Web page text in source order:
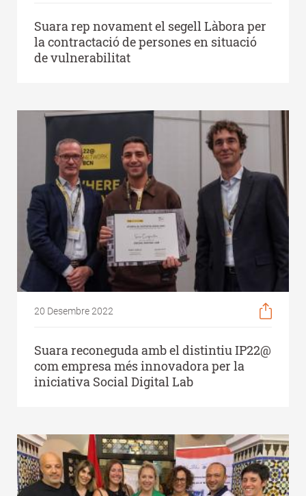
Suara rep novament el segell Làbora per
la contractació de persones en situació
de vulnerabilitat
20 Desembre 2022
Suara reconeguda amb el distintiu IP22@
com empresa més innovadora per la
iniciativa Social Digital Lab